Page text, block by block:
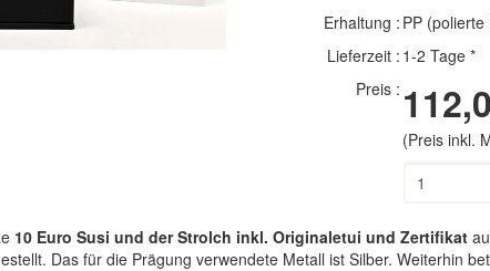
Erhaltung : PP (polierte
Lieferzeit : 1-2 Tage *
Preis :
(Preis inkl.
10 Euro Susi und der Strolch inkl. Originaletui und Zertifikat
Das für die Prägung verwendete Metall ist Silber. Weiterhin